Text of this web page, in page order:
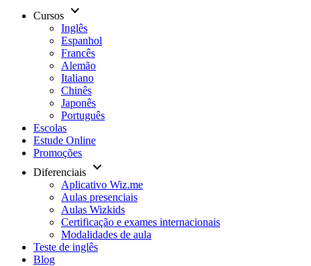
Cursos keyboard_arrow_down
Inglês
Espanhol
Francês
Alemão
Italiano
Chinês
Japonês
Português
Escolas
Estude Online
Promoções
Diferenciais keyboard_arrow_down
Aplicativo Wiz.me
Aulas presenciais
Aulas Wizkids
Certificação e exames internacionais
Modalidades de aula
Teste de inglês
Blog